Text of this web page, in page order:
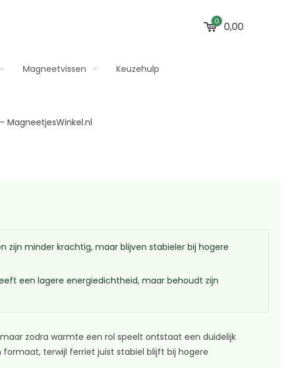
0 0,00
Magneetvissen Keuzehulp
zijn minder krachtig, maar blijven stabieler bij hogere
een lagere energiedichtheid, maar behoudt zijn
zodra warmte een rol speelt ontstaat een duidelijk
terwijl ferriet juist stabiel blijft bij hogere